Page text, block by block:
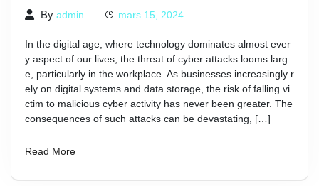
By admin mars 15, 2024
In the digital age, where technology dominates almost ever
y aspect of our lives, the threat of cyber attacks looms larg
e, particularly in the workplace. As businesses increasingly r
ely on digital systems and data storage, the risk of falling vi
ctim to malicious cyber activity has never been greater. The
consequences of such attacks can be devastating, […]
Read More